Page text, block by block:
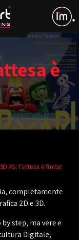
è
#5: l’attesa è finita!
completamente
2D e 3D.
step, ma vere e
Digitale,